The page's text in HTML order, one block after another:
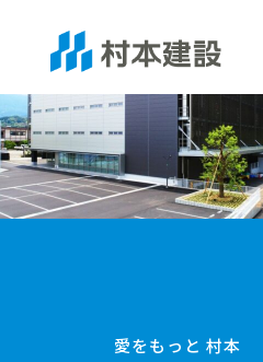
愛をもっと 村本